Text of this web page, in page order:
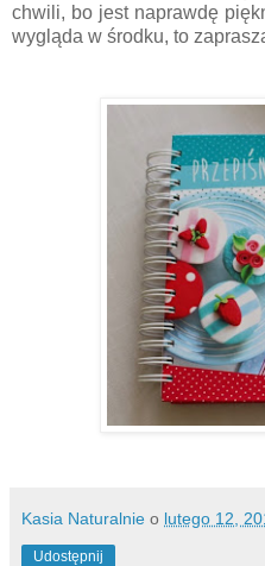
chwili, bo jest naprawdę
wygląda w środku, to
Kasia Naturalnie o lutego 12,
Udostępnij